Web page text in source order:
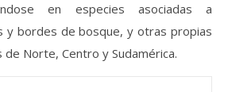
en especies asociadas a
y bordes de bosque, y otras propias
Norte, Centro y Sudamérica.